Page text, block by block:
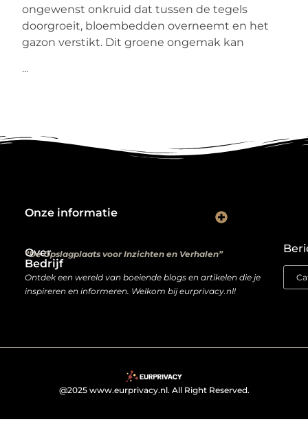
ongewenst onkruid dat tussen de tegels
doorgroeit, bloembedden overneemt en het
gazon verstikt. Dit groene ongemak kan
...
Over
Bedrijf
“De Opslagplaats voor Inzichten en Verhalen”
Ontdek een wereld van boeiende blogs en artikelen die je
inspireren en informeren. Welkom bij eurprivacy.nl!
Onze informatie
@2025 www.eurprivacy.nl. All Right Reserved.